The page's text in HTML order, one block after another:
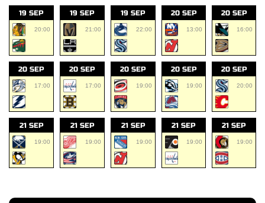
19 SEP
20:00
19 SEP
21:00
19 SEP
22:00
20 SEP
13:00
20 SEP
16:00
20 SEP
17:00
20 SEP
17:00
20 SEP
19:00
20 SEP
19:00
20 SEP
20:00
21 SEP
19:00
21 SEP
19:00
21 SEP
19:00
21 SEP
19:00
21 SEP
19:00